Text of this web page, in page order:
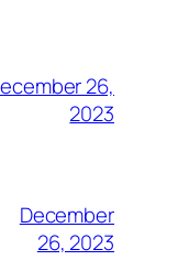
26,
2023
December
26, 2023